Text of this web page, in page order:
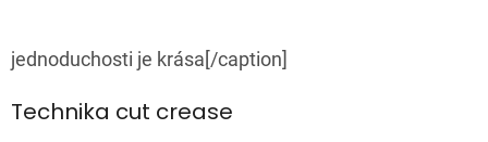
jednoduchosti je krása[/caption]
Technika cut crease